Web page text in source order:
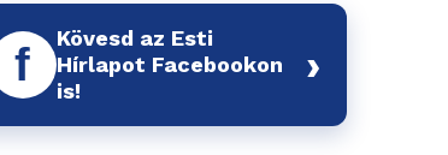
f
Kövesd az Esti
Hírlapot Facebookon
is!
›